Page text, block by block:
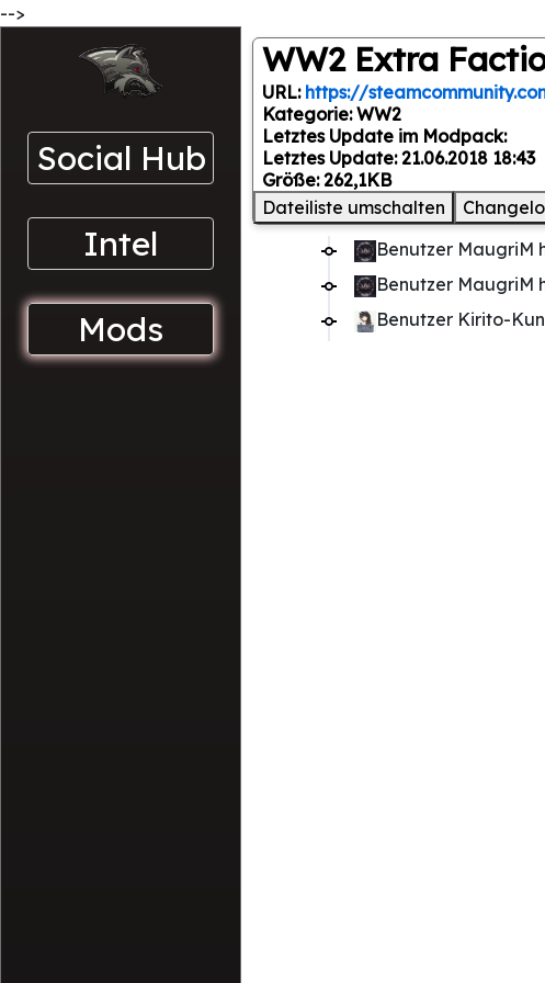
-->
Social Hub
Intel
Mods
WW2 Extra
URL: https://
Kategorie: WW2
Letztes Update im Modpack:
Letztes Update: 21.06.2018 18:43
Größe: 262,1KB
Dateiliste umschalten
Benutzer MaugriM
Benutzer MaugriM
Benutzer Kirito-